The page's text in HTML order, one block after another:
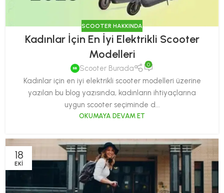
SCOOTER HAKKINDA
Kadınlar İçin En İyi Elektrikli Scooter
Modelleri
Scooter Burada 0
Kadınlar için en iyi elektrikli scooter modelleri üzerine
yazılan bu blog yazısında, kadınların ihtiyaçlarına
uygun scooter seçiminde d...
OKUMAYA DEVAM ET
18
EKI